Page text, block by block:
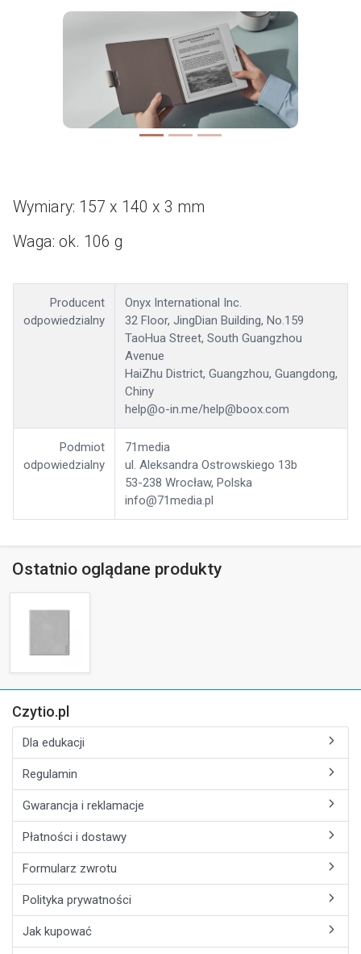
Wymiary: 157 x 140 x 3 mm
Waga: ok. 106 g
Producent
odpowiedzialny
Onyx International Inc.
32 Floor, JingDian Building, No.159
TaoHua Street, South Guangzhou
Avenue
HaiZhu District, Guangzhou, Guangdong,
Chiny
help@o-in.me/help@boox.com
Podmiot
odpowiedzialny
71media
ul. Aleksandra Ostrowskiego 13b
53-238 Wrocław, Polska
info@71media.pl
Ostatnio oglądane produkty
Czytio.pl
Dla edukacji
Regulamin
Gwarancja i reklamacje
Płatności i dostawy
Formularz zwrotu
Polityka prywatności
Jak kupować